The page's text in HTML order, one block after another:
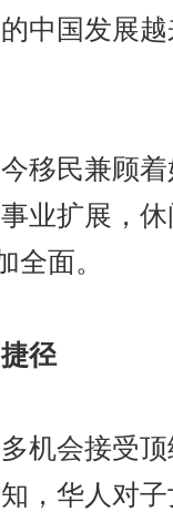
中国发展
移民兼顾
业扩展，
全面。
径
机会接受
，华人对